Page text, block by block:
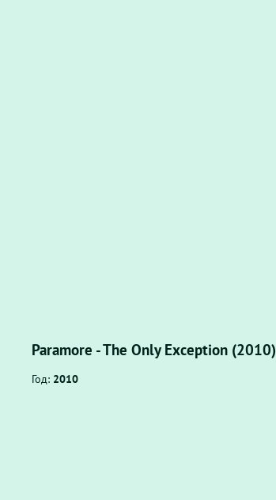
Paramore - The Only Exception (2010)
Год: 2010